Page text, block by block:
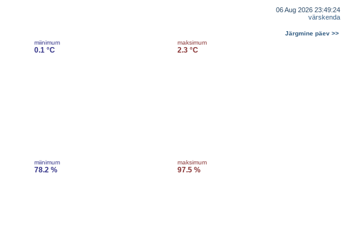
06 Aug 2026 23:49:24
värskenda
Järgmine päev >>
miinimum
0.1 °C
maksimum
2.3 °C
miinimum
78.2 %
maksimum
97.5 %